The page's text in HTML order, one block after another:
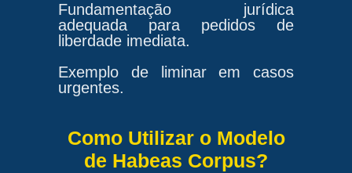
Fundamentação jurídica
adequada para pedidos de
liberdade imediata.
Exemplo de liminar em casos
urgentes.
Como Utilizar o Modelo
de Habeas Corpus?